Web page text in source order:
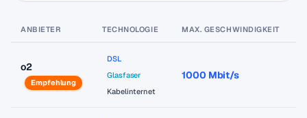
ANBIETER TECHNOLOGIE MAX. GESCHWINDIGKEIT
o2
Empfehlung
DSL
Glasfaser
Kabelinternet
1000 Mbit/s